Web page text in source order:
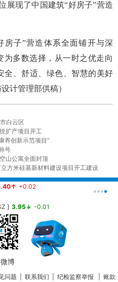
展现了中国建筑“好房子”营造
子”营造体系全面铺开与深
为多数选择，从一时之优走向
全、舒适、绿色、智慧的美好
计管理部供稿）
白云区
扩产项目开工
养创新示范项目”
号
山公寓全面封顶
方米硅基新材料建设项目开工建设
+0.02
] 3.95↓ -0.01
博
问题 联系我们 纪检监察举报 账款